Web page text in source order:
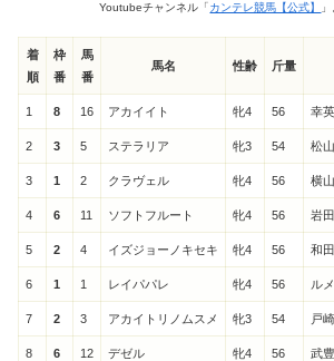
Youtubeチャンネル カンテレ競馬【公式】
着
順
枠
番
馬
番
馬名 性齢 斤量
1 8 16 アカイイト 牝4 56 幸
2 3 5 ステラリア 牝3 54 松
3 1 2 クラヴェル 牝4 56 横
4 6 11 ソフトフルート 牝4 56 岩
5 2 4 イズジョーノキセキ 牝4 56 和
6 1 1 レイパパレ 牝4 56 ル
7 2 3 アカイトリノムスメ 牝3 54 戸
8 6 12 デゼル 牝4 56 武豊